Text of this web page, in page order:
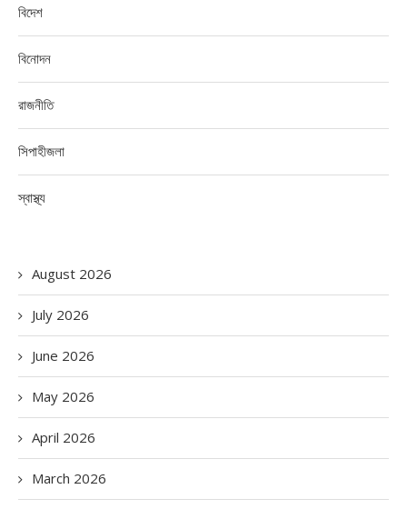
বিদেশ
বিনোদন
রাজনীতি
সিপাহীজলা
স্বাস্থ্য
August 2026
July 2026
June 2026
May 2026
April 2026
March 2026